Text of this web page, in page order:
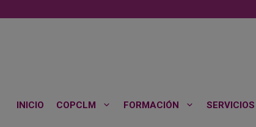
al
INICIO COPCLM FORMACIÓN SERVICIOS